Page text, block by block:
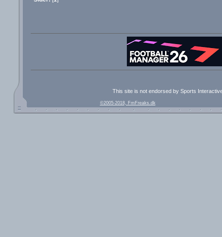
This site is not endorsed by Sports
©2005-2018, FmFreaks.dk